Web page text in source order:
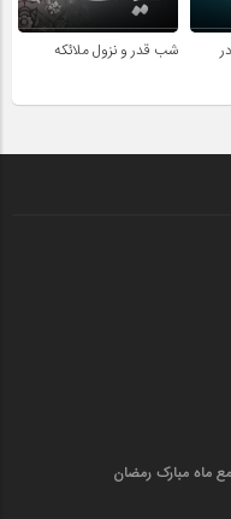
شب قدر و نزول ملائکه
ماه مبارک رمضان